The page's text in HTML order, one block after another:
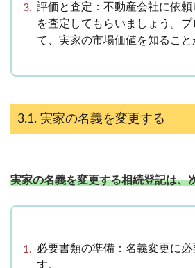
評価と査定：不動産会社に依
を査定してもらいましょう。
て、実家の市場価値を知ること
実家の名義を変更する
実家の名義を変更する相続登記は、
必要書類の準備：名義変更に必
す。